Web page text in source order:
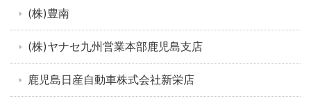
(株)豊南
(株)ヤナセ九州営業本部鹿児島支店
鹿児島日産自動車株式会社新栄店